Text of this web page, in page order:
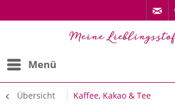
Menü
Übersicht Kaffee, Kakao & Tee